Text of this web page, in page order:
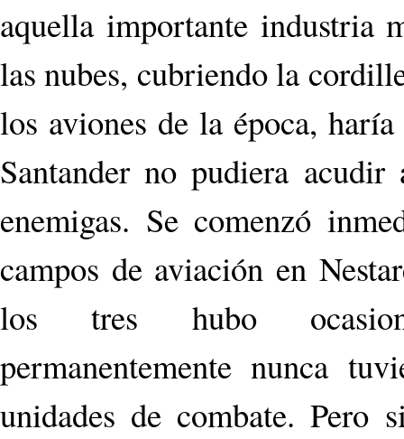
aquella importante industria
las nubes, cubriendo la
los aviones de la época,
Santander no pudiera acudir
enemigas. Se comenzó
campos de aviación en
los tres hubo
permanentemente nunca
unidades de combate. Pero